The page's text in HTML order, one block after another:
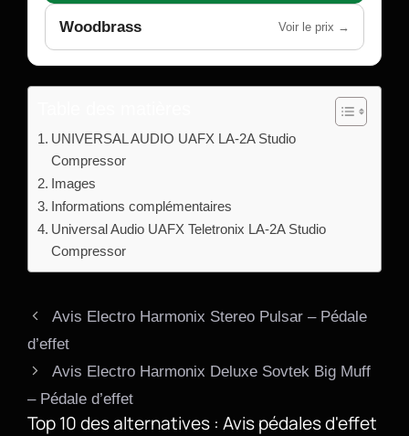
Woodbrass Voir le prix →
UNIVERSAL AUDIO UAFX LA-2A Studio
Compressor
Images
Informations complémentaires
Universal Audio UAFX Teletronix LA-2A Studio
Compressor
Avis Electro Harmonix Stereo Pulsar – Pédale
d’effet
Avis Electro Harmonix Deluxe Sovtek Big Muff
– Pédale d’effet
Top 10 des alternatives : Avis pédales d'effet